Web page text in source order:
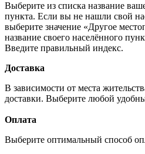
Выберите из списка название
пункта. Если вы не нашли свой
выберите значение «Другое
название своего населённого
Введите правильный индекс.
Доставка
В зависимости от места
доставки. Выберите любой
Оплата
Выберите оптимальный способ